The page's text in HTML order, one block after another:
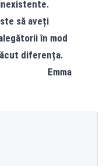
să aveți
în mod
diferența.